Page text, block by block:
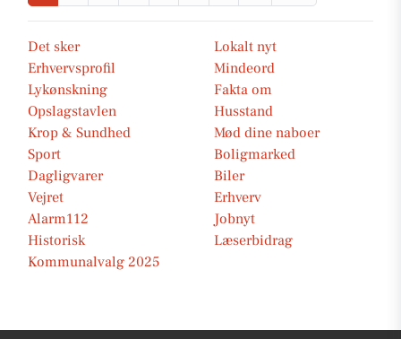
Det sker
Lokalt nyt
Erhvervsprofil
Mindeord
Lykønskning
Fakta om
Opslagstavlen
Husstand
Krop & Sundhed
Mød dine naboer
Sport
Boligmarked
Dagligvarer
Biler
Vejret
Erhverv
Alarm112
Jobnyt
Historisk
Læserbidrag
Kommunalvalg 2025